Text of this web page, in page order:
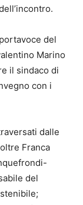
del
Marino
il sindaco di
con i
dalle
Franca
del